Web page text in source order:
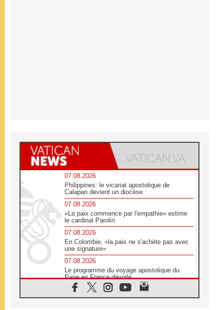
07.08.2026
Philippines: le vicariat apostolique de
Calapan devient un diocèse
07.08.2026
«La paix commence par l'empathie» estime
le cardinal Parolin
07.08.2026
En Colombie, «la paix ne s'achète pas avec
une signature»
07.08.2026
Le programme du voyage apostolique du
Pape en France dévoilé
07.08.2026
1ère Conférence continentale sur l'éducation